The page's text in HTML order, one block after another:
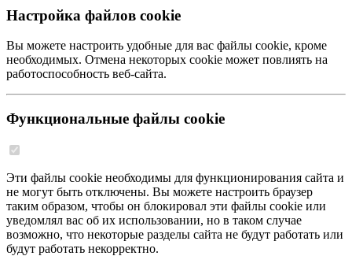
Настройка файлов cookie
Вы можете настроить удобные для вас файлы cookie, кроме
необходимых. Отмена некоторых cookie может повлиять на
работоспособность веб-сайта.
Функциональные файлы cookie
Эти файлы cookie необходимы для функционирования сайта и
не могут быть отключены. Вы можете настроить браузер
таким образом, чтобы он блокировал эти файлы cookie или
уведомлял вас об их использовании, но в таком случае
возможно, что некоторые разделы сайта не будут работать или
будут работать некорректно.